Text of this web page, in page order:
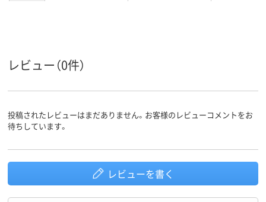
レビュー（0件）
投稿されたレビューはまだありません。お客様のレビューコメントをお
待ちしています。
レビューを書く